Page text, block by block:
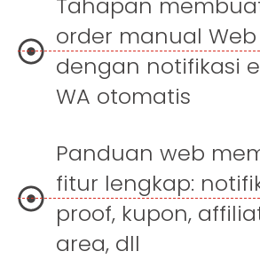
order manual Web
dengan notifikasi
WA otomatis
Panduan web
fitur lengkap:
proof, kupon,
area, dll